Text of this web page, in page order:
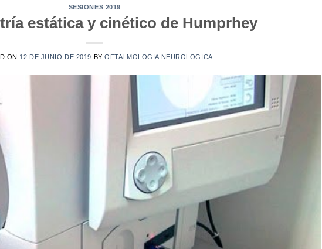
SESIONES 2019
estática y cinético de Humprhey
ON 12 DE JUNIO DE 2019 BYOFTALMOLOGIA NEUROLOGICA